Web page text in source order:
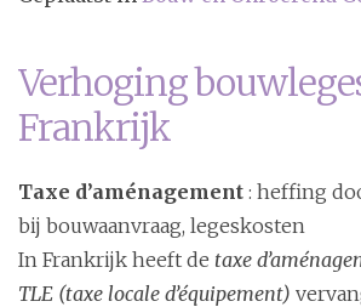
Verhoging
Frankrijk
Taxe d’aménagement : heffing
bij bouwaanvraag, legeskosten
In Frankrijk heeft de taxe
TLE (taxe locale d’équipement)